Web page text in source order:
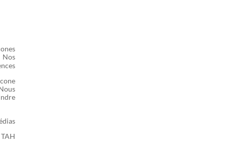
Nos